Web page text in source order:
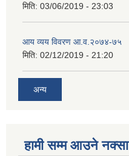
मिति: 03/06/2019 - 23:03
आय व्यय विवरण आ.व.२०७४-७५
मिति: 02/12/2019 - 21:20
अन्य
हामी सम्म आउने नक्सा